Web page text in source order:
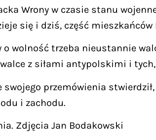
Wrony w czasie stanu
się i dziś, część
o wolność trzeba nieustannie
z siłami antypolskimi i
swojego przemówienia
i zachodu.
Zdjęcia Jan Bodakowski